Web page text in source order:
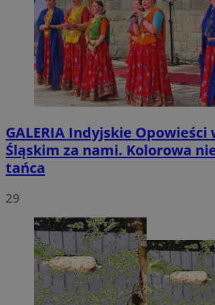
GALERIA Indyjskie Opowieści
Śląskim za nami. Kolorowa
tańca
29